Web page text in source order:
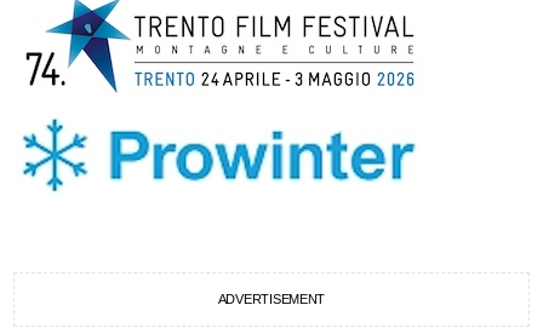
ADVERTISEMENT